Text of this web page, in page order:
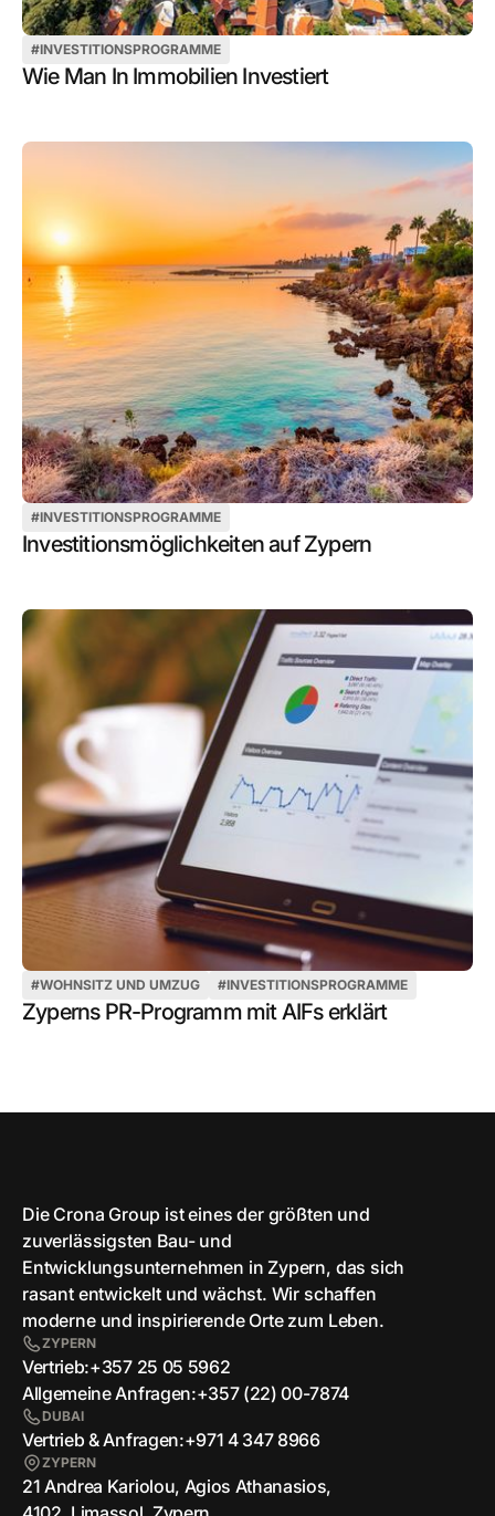
#INVESTITIONSPROGRAMME
Wie Man In Immobilien Investiert
#INVESTITIONSPROGRAMME
Investitionsmöglichkeiten auf Zypern
#WOHNSITZ UND UMZUG #INVESTITIONSPROGRAMME
Zyperns PR-Programm mit AIFs erklärt
Die Crona Group ist eines der größten und
zuverlässigsten Bau- und
Entwicklungsunternehmen in Zypern, das sich
rasant entwickelt und wächst. Wir schaffen
moderne und inspirierende Orte zum Leben.
ZYPERN
Vertrieb:+357 25 05 5962
Allgemeine Anfragen:+357 (22) 00-7874
DUBAI
Vertrieb & Anfragen:+971 4 347 8966
ZYPERN
21 Andrea Kariolou, Agios Athanasios,